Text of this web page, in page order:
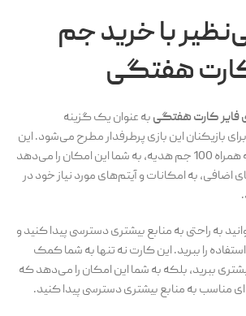
باخرید جم
هفتگی
فایر کارت هفتگیبه عنوان یک گزینه
بازیکنان این بازی پرطرفدار مطرح می‌شود. این
کارت با ارائه 450 جم به همراه 100 جم هدیه، به شما این امکان را می‌دهد
به امکانات و آیتم‌های مورد نیاز خود در
به راحتی به منابع بیشتری دسترسی پیدا کنید و
را ببرید. این کارت نه تنها به شما کمک
ببرید، بلکه به شما این امکان را می‌دهد که
مناسب به منابع بیشتری دسترسی پیدا کنید.